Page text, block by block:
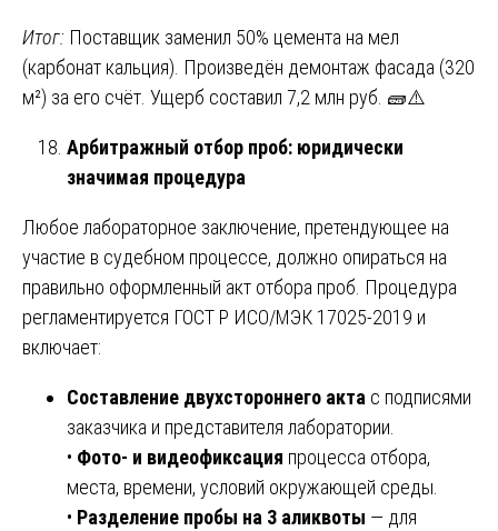
Итог: Поставщик заменил 50% цемента на мел
(карбонат кальция). Произведён демонтаж фасада (320
м²) за его счёт. Ущерб составил 7,2 млн руб. 🧱⚠️
Арбитражный отбор проб: юридически
значимая процедура
Любое лабораторное заключение, претендующее на
участие в судебном процессе, должно опираться на
правильно оформленный акт отбора проб. Процедура
регламентируется ГОСТ Р ИСО/МЭК 17025-2019 и
включает:
Составление двухстороннего акта с подписями
заказчика и представителя лаборатории.
• Фото- и видеофиксация процесса отбора,
места, времени, условий окружающей среды.
• Разделение пробы на 3 аликвоты — для